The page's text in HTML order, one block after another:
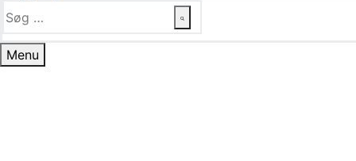
Søg
efter:
Menu